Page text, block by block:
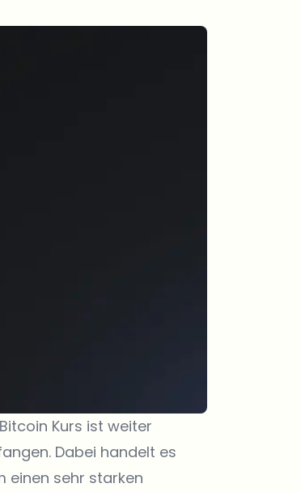
Kurs ist weiter
Dabei handelt es
einen sehr starken